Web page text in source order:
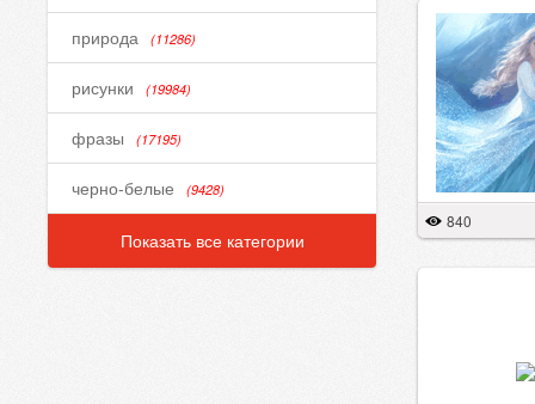
природа (11286)
рисунки (19984)
фразы (17195)
черно-белые (9428)
Показать все категории
840